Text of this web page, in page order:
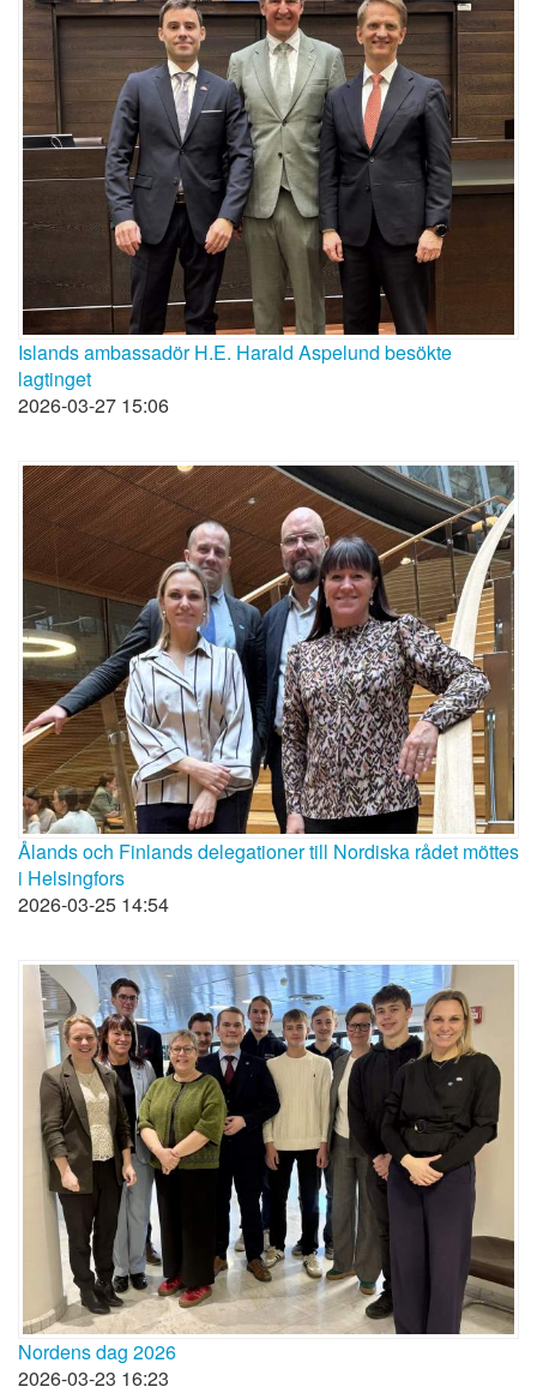
Islands ambassadör H.E. Harald Aspelund besökte
lagtinget
2026-03-27 15:06
Ålands och Finlands delegationer till Nordiska rådet möttes
i Helsingfors
2026-03-25 14:54
Nordens dag 2026
2026-03-23 16:23